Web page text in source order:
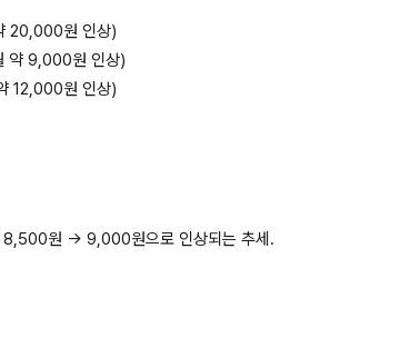
20,000원 인상)
약 9,000원 인상)
12,000원 인상)
8,500원 → 9,000원으로 인상되는 추세.